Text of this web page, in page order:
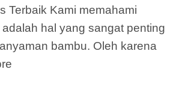
Terbaik Kami memahami
hal yang sangat penting
bambu. Oleh karena